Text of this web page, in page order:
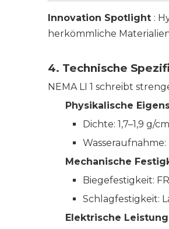
Innovation Spotlight :
herkömmliche
4. Technische
NEMA LI 1 schreibt
Physikalische
Dichte: 1,7–1,9 g/
Mechanische
Biegefestigkeit:
Schlagfestigkeit:
Elektrische Leistung